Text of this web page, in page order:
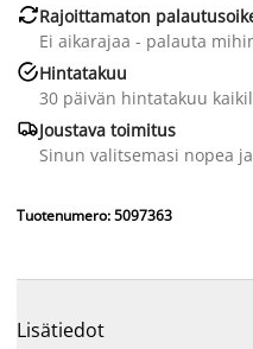
Rajoittamaton
Ei aikarajaa - palauta
Hintatakuu
30 päivän hintatakuu
Joustava toimitus
Sinun valitsemasi nopea
Tuotenumero: 5097363
Lisätiedot